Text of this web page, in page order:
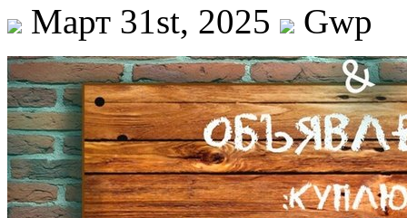
Март 31st, 2025 Gwp